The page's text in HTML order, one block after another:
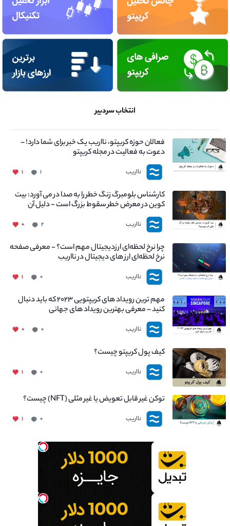
انتخاب سردبیر
فعالان حوزه کریپتو، نااریب یک خبر برای شما دارد! –
دعوت به فعالیت در مجله کریپتو
نااریب ۱ ۱
کارشناس بلومبرگ زنگ خطر را به صدا در می آورد: بیت
کوین در معرض خطر سقوط بزرگ است - دلیل آن
چیست؟
نااریب ۲ ۰
چرا نرخ لحظه‌ای ارزدیجیتال مهم است؟ - معرفی صفحه
نرخ لحظه‌ای ارز های دیجیتال در نااریب
نااریب ۰ ۱
مهم ترین رویداد های کریپتویی ۲۰۲۳ که باید دنبال
کنید – معرفی بهترین رویداد های جهانی
نااریب ۰ ۰
کیف پول کریپتو چیست؟
نااریب ۰ ۱
توکن غیر قابل تعویض یا غیر مثلی (NFT) چیست؟
نااریب ۰ ۱